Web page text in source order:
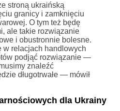
stroną ukraińską
granicy i zamknięciu
O tym też będę
ale takie rozwiązanie
i obustronnie bolesne.
w relacjach handlowych
podjąć rozwiązanie —
znaleźć
długotrwałe — mówił
dla Ukrainy